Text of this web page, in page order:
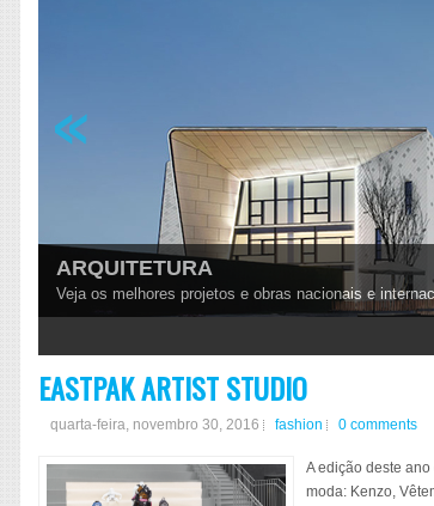
ARQUITETURA
Veja os melhores projetos e obras nacionais e
EASTPAK ARTIST STUDIO
quarta-feira, novembro 30, 2016 fashion 0 comments
A edição deste
moda: Kenzo,